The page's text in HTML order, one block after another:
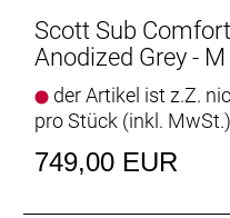
Scott Sub
Anodized Grey - M
der Artikel ist z.Z.
pro Stück (inkl. MwSt.)
749,00 EUR